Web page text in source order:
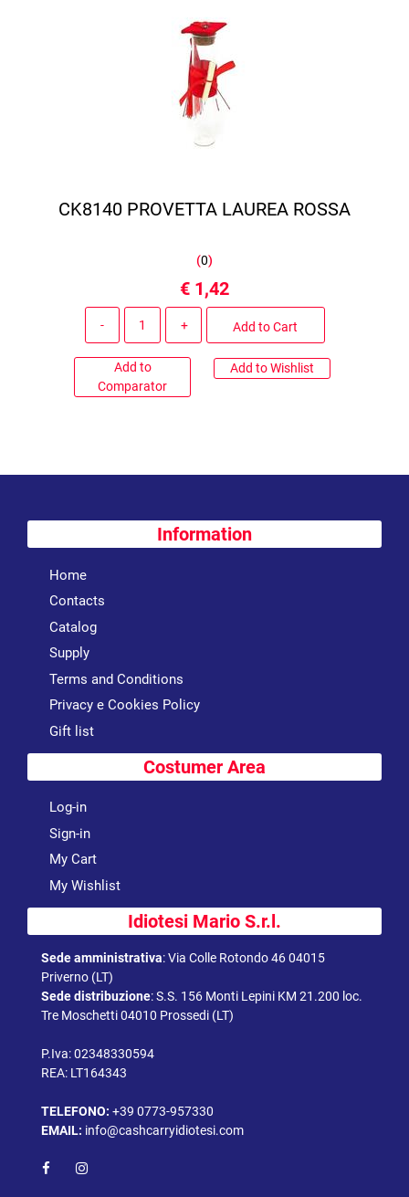
CK8140 PROVETTA LAUREA ROSSA
(0)
€ 1,42
Add to Cart
Add to
Comparator
Add to Wishlist
Information
Home
Contacts
Catalog
Supply
Terms and Conditions
Privacy e Cookies Policy
Gift list
Costumer Area
Log-in
Sign-in
My Cart
My Wishlist
Idiotesi Mario S.r.l.
Sede amministrativa:Via Colle Rotondo 46 04015
Priverno (LT)
Sede distribuzione:S.S. 156 Monti Lepini KM 21.200 loc.
Tre Moschetti 04010 Prossedi (LT)
P.Iva: 02348330594
REA: LT164343
TELEFONO: +39 0773-957330
EMAIL: info@cashcarryidiotesi.com